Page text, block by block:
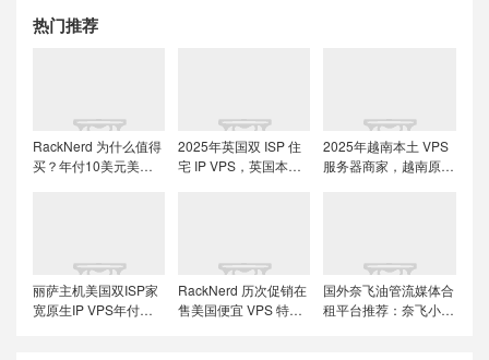
热门推荐
RackNerd 为什么值得
买？年付10美元美国
2025年英国双 ISP 住
宅 IP VPS，英国本土
2025年越南本土 VPS
服务器商家，越南原生
丽萨主机美国双ISP家
宽原生IP VPS年付特
RackNerd 历次促销在
售美国便宜 VPS 特价
国外奈飞油管流媒体合
租平台推荐：奈飞小